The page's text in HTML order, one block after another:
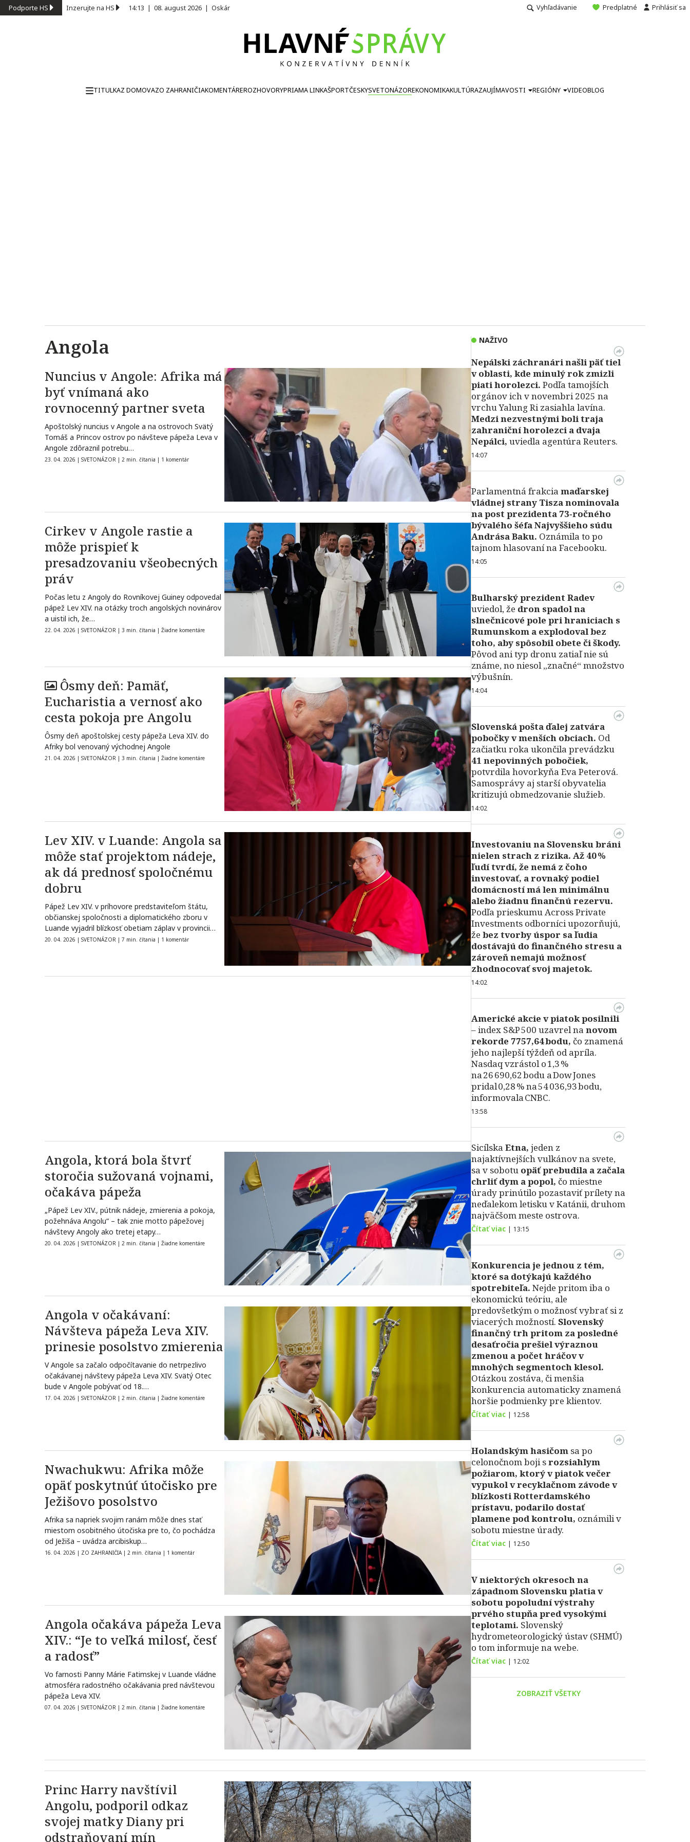
Podporte HS Inzerujte na HS 14:13 | 08. august 2026 | Oskár Vyhľadávanie Predplatné Prihlásiť sa
TITULKAZ DOMOVAZO ZAHRANIČIAKOMENTÁREROZHOVORYPRIAMA LINKAŠPORTČESKYSVETONÁZOREKONOMIKAKULTÚRAZAUJÍMAVOSTI REGIÓNY VIDEOBLOG
Angola
Nuncius v Angole: Afrika má
byť vnímaná ako
rovnocenný partner sveta
Apoštolský nuncius v Angole a na ostrovoch Svätý
Tomáš a Princov ostrov po návšteve pápeža Leva v
Angole zdôraznil potrebu…
23. 04. 2026 | SVETONÁZOR | 2 min. čítania | 1 komentár
Cirkev v Angole rastie a
môže prispieť k
presadzovaniu všeobecných
práv
Počas letu z Angoly do Rovníkovej Guiney odpovedal
pápež Lev XIV. na otázky troch angolských novinárov
a uistil ich, že…
22. 04. 2026 | SVETONÁZOR | 3 min. čítania | Žiadne komentáre
Ôsmy deň: Pamäť,
Eucharistia a vernosť ako
cesta pokoja pre Angolu
Ôsmy deň apoštolskej cesty pápeža Leva XIV. do
Afriky bol venovaný východnej Angole
21. 04. 2026 | SVETONÁZOR | 3 min. čítania | Žiadne komentáre
Lev XIV. v Luande: Angola sa
môže stať projektom nádeje,
ak dá prednosť spoločnému
dobru
Pápež Lev XIV. v príhovore predstaviteľom štátu,
občianskej spoločnosti a diplomatického zboru v
Luande vyjadril blízkosť obetiam záplav v provincii…
20. 04. 2026 | SVETONÁZOR | 7 min. čítania | 1 komentár
Angola, ktorá bola štvrť
storočia sužovaná vojnami,
očakáva pápeža
„Pápež Lev XIV., pútnik nádeje, zmierenia a pokoja,
požehnáva Angolu“ – tak znie motto pápežovej
návštevy Angoly ako tretej etapy…
20. 04. 2026 | SVETONÁZOR | 2 min. čítania | Žiadne komentáre
Angola v očakávaní:
Návšteva pápeža Leva XIV.
prinesie posolstvo zmierenia
V Angole sa začalo odpočítavanie do netrpezlivo
očakávanej návštevy pápeža Leva XIV. Svätý Otec
bude v Angole pobývať od 18.…
17. 04. 2026 | SVETONÁZOR | 2 min. čítania | Žiadne komentáre
Nwachukwu: Afrika môže
opäť poskytnúť útočisko pre
Ježišovo posolstvo
Afrika sa napriek svojim ranám môže dnes stať
miestom osobitného útočiska pre to, čo pochádza
od Ježiša – uvádza arcibiskup…
16. 04. 2026 | ZO ZAHRANIČIA | 2 min. čítania | 1 komentár
Angola očakáva pápeža Leva
XIV.: “Je to veľká milosť, česť
a radosť”
Vo farnosti Panny Márie Fatimskej v Luande vládne
atmosféra radostného očakávania pred návštevou
pápeža Leva XIV.
07. 04. 2026 | SVETONÁZOR | 2 min. čítania | Žiadne komentáre
NAŽIVO
Nepálski záchranári našli päť tiel
v oblasti, kde minulý rok zmizli
piati horolezci. Podľa tamojších
orgánov ich v novembri 2025 na
vrchu Yalung Ri zasiahla lavína.
Medzi nezvestnými boli traja
zahraniční horolezci a dvaja
Nepálci, uviedla agentúra Reuters.
14:07
Parlamentná frakcia maďarskej
vládnej strany Tisza nominovala
na post prezidenta 73‑ročného
bývalého šéfa Najvyššieho súdu
Andrása Baku. Oznámila to po
tajnom hlasovaní na Facebooku.
14:05
Bulharský prezident Radev
uviedol, že dron spadol na
slnečnicové pole pri hraniciach s
Rumunskom a explodoval bez
toho, aby spôsobil obete či škody.
Pôvod ani typ dronu zatiaľ nie sú
známe, no niesol „značné“ množstvo
výbušnín.
14:04
Slovenská pošta ďalej zatvára
pobočky v menších obciach. Od
začiatku roka ukončila prevádzku
41 nepovinných pobočiek,
potvrdila hovorkyňa Eva Peterová.
Samosprávy aj starší obyvatelia
kritizujú obmedzovanie služieb.
14:02
Investovaniu na Slovensku bráni
nielen strach z rizika. Až 40 %
ľudí tvrdí, že nemá z čoho
investovať, a rovnaký podiel
domácností má len minimálnu
alebo žiadnu finančnú rezervu.
Podľa prieskumu Across Private
Investments odborníci upozorňujú,
že bez tvorby úspor sa ľudia
dostávajú do finančného stresu a
zároveň nemajú možnosť
zhodnocovať svoj majetok.
14:02
Americké akcie v piatok posilnili
– index S&P 500 uzavrel na novom
rekorde 7757,64 bodu, čo znamená
jeho najlepší týždeň od apríla.
Nasdaq vzrástol o 1,3 %
na 26 690,62 bodu a Dow Jones
pridal 0,28 % na 54 036,93 bodu,
informovala CNBC.
13:58
Sicílska Etna, jeden z
najaktívnejších vulkánov na svete,
sa v sobotu opäť prebudila a začala
chrliť dym a popol, čo miestne
úrady prinútilo pozastaviť prílety na
neďalekom letisku v Katánii, druhom
najväčšom meste ostrova.
Čítať viac | 13:15
Konkurencia je jednou z tém,
ktoré sa dotýkajú každého
spotrebiteľa. Nejde pritom iba o
ekonomickú teóriu, ale
predovšetkým o možnosť vybrať si z
viacerých možností. Slovenský
finančný trh pritom za posledné
desaťročia prešiel výraznou
zmenou a počet hráčov v
mnohých segmentoch klesol.
Otázkou zostáva, či menšia
konkurencia automaticky znamená
horšie podmienky pre klientov.
Čítať viac | 12:58
Holandským hasičom sa po
celonočnom boji srozsiahlym
požiarom, ktorý v piatok večer
vypukol v recyklačnom závode v
blízkosti Rotterdamského
prístavu, podarilo dostať
plamene pod kontrolu, oznámili v
sobotu miestne úrady.
Čítať viac | 12:50
V niektorých okresoch na
západnom Slovensku platia v
sobotu popoludní výstrahy
prvého stupňa pred vysokými
teplotami. Slovenský
hydrometeorologický ústav (SHMÚ)
o tom informuje na webe.
Čítať viac | 12:02
ZOBRAZIŤ VŠETKY
Princ Harry navštívil
Angolu, podporil odkaz
svojej matky Diany pri
odstraňovaní mín